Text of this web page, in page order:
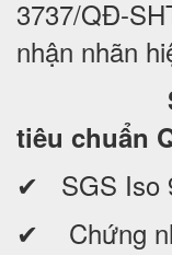
3737/QĐ-
nhận nhãn
Sản
tiêu chuẩn
✔ SGS Iso
✔ Chứng